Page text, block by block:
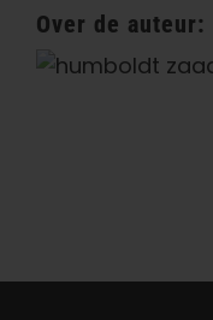
Over de auteur: